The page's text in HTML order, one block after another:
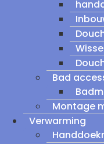
Bad
Montage
Verwarming